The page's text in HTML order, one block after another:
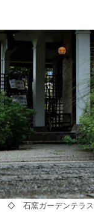
◇ 石窯ガーデンテラス